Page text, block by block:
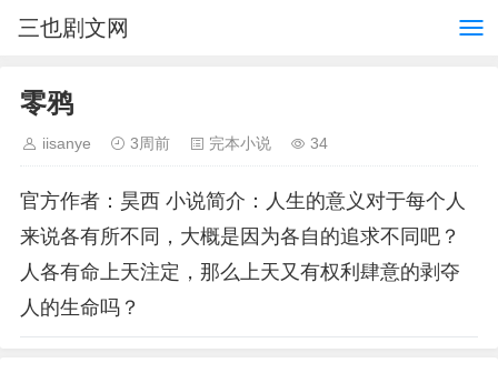
三也剧文网
零鸦
iisanye 3周前 完本小说 34
官方作者：昊西 小说简介：人生的意义对于每个人
来说各有所不同，大概是因为各自的追求不同吧？
人各有命上天注定，那么上天又有权利肆意的剥夺
人的生命吗？